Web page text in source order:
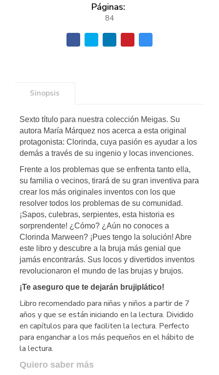
Páginas:
84
Sinopsis
Sexto título para nuestra colección Meigas. Su
autora María Márquez nos acerca a esta original
protagonista: Clorinda, cuya pasión es ayudar a los
demás a través de su ingenio y locas invenciones.
Frente a los problemas que se enfrenta tanto ella,
su familia o vecinos, tirará de su gran inventiva para
crear los más originales inventos con los que
resolver todos los problemas de su comunidad.
¡Sapos, culebras, serpientes, esta historia es
sorprendente! ¿Cómo? ¿Aún no conoces a
Clorinda Marween? ¡Pues tengo la solución! Abre
este libro y descubre a la bruja más genial que
jamás encontrarás. Sus locos y divertidos inventos
revolucionaron el mundo de las brujas y brujos.
¡Te aseguro que te dejarán brujiplático!
Libro recomendado para niñas y niños a partir de 7
años y que se están iniciando en la lectura. Dividido
en capítulos para que faciliten la lectura. Perfecto
para enganchar a los más pequeños en el hábito de
la lectura.
Quiero saber más